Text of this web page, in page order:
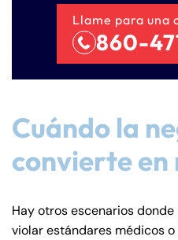
Llame para una
860-
Cuándo la
convierte en
Hay otros escenarios
violar estándares médicos o
Farmington
Answering Service
24/7
Monday
Tuesday
Enfield -
Answering Service
24/7
Monday
Tuesday